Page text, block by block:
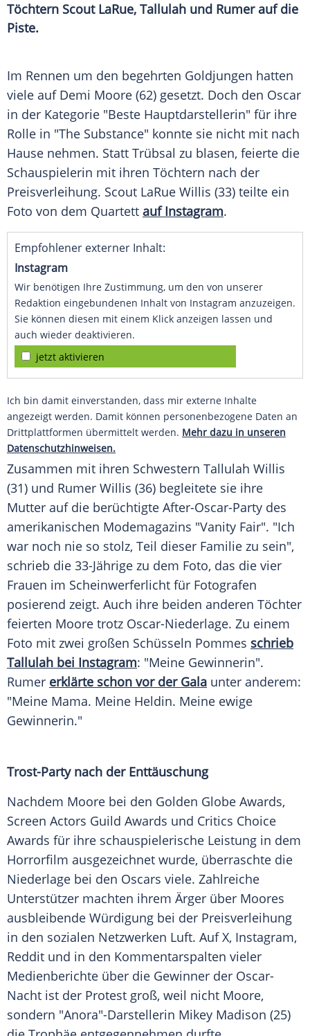
Töchtern Scout LaRue, Tallulah und Rumer auf die
Piste.
Im Rennen um den begehrten Goldjungen hatten
viele auf Demi Moore (62) gesetzt. Doch den Oscar
in der Kategorie "Beste Hauptdarstellerin" für ihre
Rolle in "The Substance" konnte sie nicht mit nach
Hause nehmen. Statt Trübsal zu blasen, feierte die
Schauspielerin mit ihren Töchtern nach der
Preisverleihung. Scout LaRue Willis (33) teilte ein
Foto von dem Quartett auf Instagram.
Empfohlener externer Inhalt:
Instagram
Wir benötigen Ihre Zustimmung, um den von unserer
Redaktion eingebundenen Inhalt von Instagram anzuzeigen.
Sie können diesen mit einem Klick anzeigen lassen und
auch wieder deaktivieren.
jetzt aktivieren
Ich bin damit einverstanden, dass mir externe Inhalte
angezeigt werden. Damit können personenbezogene Daten an
Drittplattformen übermittelt werden. Mehr dazu in unseren
Datenschutzhinweisen.
Zusammen mit ihren Schwestern Tallulah Willis
(31) und Rumer Willis (36) begleitete sie ihre
Mutter auf die berüchtigte After-Oscar-Party des
amerikanischen Modemagazins "Vanity Fair". "Ich
war noch nie so stolz, Teil dieser Familie zu sein",
schrieb die 33-Jährige zu dem Foto, das die vier
Frauen im Scheinwerferlicht für Fotografen
posierend zeigt. Auch ihre beiden anderen Töchter
feierten Moore trotz Oscar-Niederlage. Zu einem
Foto mit zwei großen Schüsseln Pommes schrieb
Tallulah bei Instagram: "Meine Gewinnerin".
Rumer erklärte schon vor der Gala unter anderem:
"Meine Mama. Meine Heldin. Meine ewige
Gewinnerin."
Trost-Party nach der Enttäuschung
Nachdem Moore bei den Golden Globe Awards,
Screen Actors Guild Awards und Critics Choice
Awards für ihre schauspielerische Leistung in dem
Horrorfilm ausgezeichnet wurde, überraschte die
Niederlage bei den Oscars viele. Zahlreiche
Unterstützer machten ihrem Ärger über Moores
ausbleibende Würdigung bei der Preisverleihung
in den sozialen Netzwerken Luft. Auf X, Instagram,
Reddit und in den Kommentarspalten vieler
Medienberichte über die Gewinner der Oscar-
Nacht ist der Protest groß, weil nicht Moore,
sondern "Anora"-Darstellerin Mikey Madison (25)